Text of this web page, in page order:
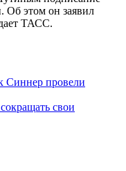
Об этом он заявил
ТАСС.
Синнер провели
свои